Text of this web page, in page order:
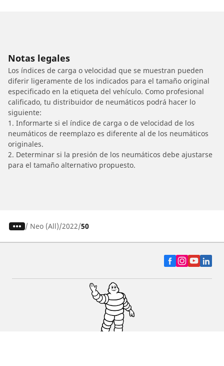
Notas legales
Los índices de carga o velocidad que se muestran pueden
diferir ligeramente de los indicados para el tamaño original
especificado en la etiqueta del vehículo. Como profesional
calificado, tu distribuidor de neumáticos podrá hacer lo
siguiente:
1. Informarte si el índice de carga o de velocidad de los
neumáticos de reemplazo es diferente al de los neumáticos
originales.
2. Determinar si la presión de los neumáticos debe ajustarse
para el tamaño alternativo propuesto.
/ Neo (All) 2022 50